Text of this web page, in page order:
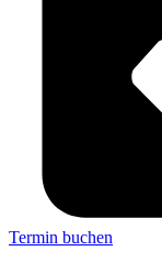
Termin buchen